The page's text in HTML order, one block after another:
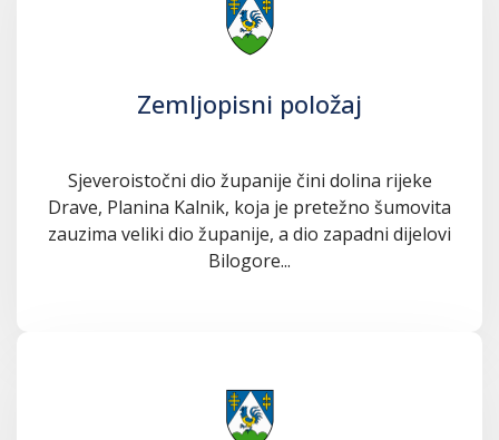
Zemljopisni položaj
Sjeveroistočni dio županije čini dolina rijeke
Drave, Planina Kalnik, koja je pretežno šumovita
zauzima veliki dio županije, a dio zapadni dijelovi
Bilogore...